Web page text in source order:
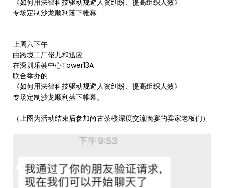
《如何用法律科技驱动规避人资纠纷、提高组织人效》
专场定制沙龙顺利落下帷幕
上周六下午
由跨境工厂佬儿和迅应
在深圳乐荟中心Tower13A
联合举办的
《如何用法律科技驱动规避人资纠纷、提高组织人效》
专场定制沙龙顺利落下帷幕。
（上图为活动结束后参加尚古茶楼深度交流晚宴的卖家老板们）